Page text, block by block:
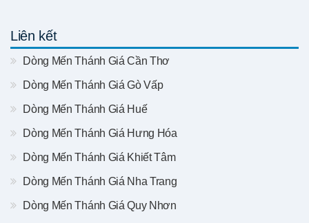
Liên kết
Dòng Mến Thánh Giá Cần Thơ
Dòng Mến Thánh Giá Gò Vấp
Dòng Mến Thánh Giá Huế
Dòng Mến Thánh Giá Hưng Hóa
Dòng Mến Thánh Giá Khiết Tâm
Dòng Mến Thánh Giá Nha Trang
Dòng Mến Thánh Giá Quy Nhơn